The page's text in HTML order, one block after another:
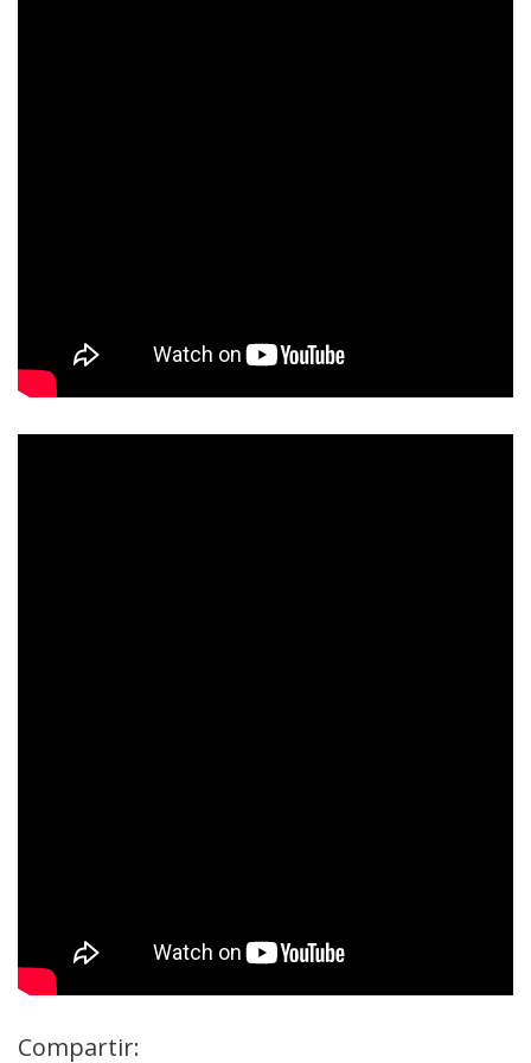
Compartir: